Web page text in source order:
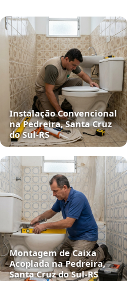
Instalação Convencional
na Pedreira, Santa Cruz
do Sul‑RS
Montagem de Caixa
Acoplada na Pedreira,
Santa Cruz do Sul‑RS